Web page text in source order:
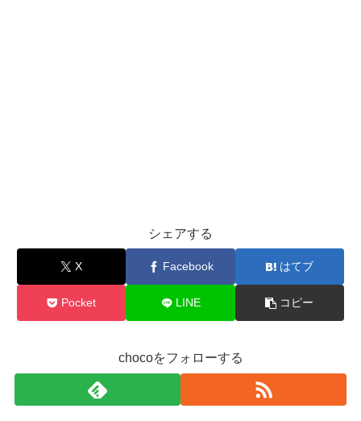
シェアする
X Facebook はてブ
Pocket LINE コピー
chocoをフォローする